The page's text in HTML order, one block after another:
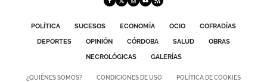
POLÍTICA SUCESOS ECONOMÍA OCIO
COFRADÍAS
DEPORTES
OPINIÓN CÓRDOBA SALUD
OBRAS
NECROLÓGICAS
GALERÍAS
¿QUIÉNES SOMOS? CONDICIONES DE USO POLÍTICA DE COOKIES